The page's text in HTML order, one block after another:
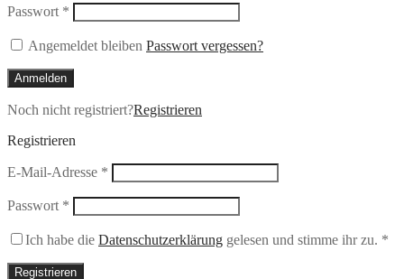
Passwort * Erforderlich
Angemeldet bleiben Passwort vergessen?
Anmelden
Noch nicht registriert?Registrieren
Registrieren
E-Mail-Adresse * Erforderlich
Passwort * Erforderlich
Ich habe die Datenschutzerklärung gelesen und stimme ihr zu. *
Registrieren